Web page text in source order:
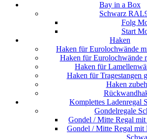
Bay in a Box
Schwarz
Folg
Start
Haken
Haken für Eurolochwände
Haken für Eurolochwände
Haken für
Haken für Tragestangen
Haken
Komplettes Ladenregal
Gondelregale
Gondel / Mitte Regal
Gondel / Mitte Regal mit